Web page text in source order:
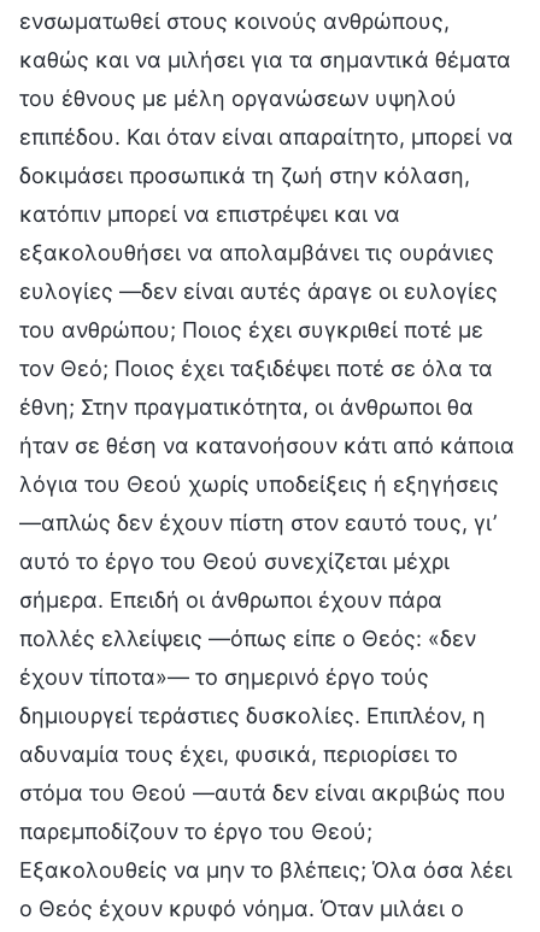
ενσωματωθεί στους κοινούς ανθρώπους,
καθώς και να μιλήσει για τα σημαντικά θέματα
του έθνους με μέλη οργανώσεων υψηλού
επιπέδου. Και όταν είναι απαραίτητο, μπορεί να
δοκιμάσει προσωπικά τη ζωή στην κόλαση,
κατόπιν μπορεί να επιστρέψει και να
εξακολουθήσει να απολαμβάνει τις ουράνιες
ευλογίες —δεν είναι αυτές άραγε οι ευλογίες
του ανθρώπου; Ποιος έχει συγκριθεί ποτέ με
τον Θεό; Ποιος έχει ταξιδέψει ποτέ σε όλα τα
έθνη; Στην πραγματικότητα, οι άνθρωποι θα
ήταν σε θέση να κατανοήσουν κάτι από κάποια
λόγια του Θεού χωρίς υποδείξεις ή εξηγήσεις
—απλώς δεν έχουν πίστη στον εαυτό τους, γι’
αυτό το έργο του Θεού συνεχίζεται μέχρι
σήμερα. Επειδή οι άνθρωποι έχουν πάρα
πολλές ελλείψεις —όπως είπε ο Θεός: «δεν
έχουν τίποτα»— το σημερινό έργο τούς
δημιουργεί τεράστιες δυσκολίες. Επιπλέον, η
αδυναμία τους έχει, φυσικά, περιορίσει το
στόμα του Θεού —αυτά δεν είναι ακριβώς που
παρεμποδίζουν το έργο του Θεού;
Εξακολουθείς να μην το βλέπεις; Όλα όσα λέει
ο Θεός έχουν κρυφό νόημα. Όταν μιλάει ο